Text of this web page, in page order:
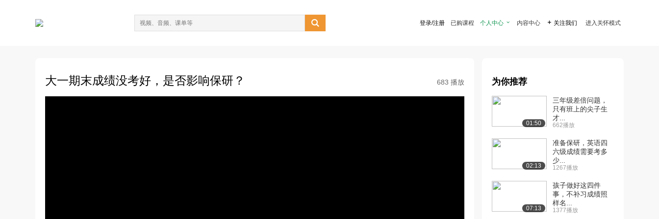
 登录/注册 已购课程 个人中心  内容中心  关注我们 进入关怀模式
大一期末成绩没考好，是否影响保研？ 683 播放 为你推荐
01:50
三年级差倍问题，
只有班上的尖子生
才...
662播放
02:13
准备保研，英语四
六级成绩需要考多
少...
1267播放
07:13
孩子做好这四件
事，不补习成绩照
样名...
1377播放